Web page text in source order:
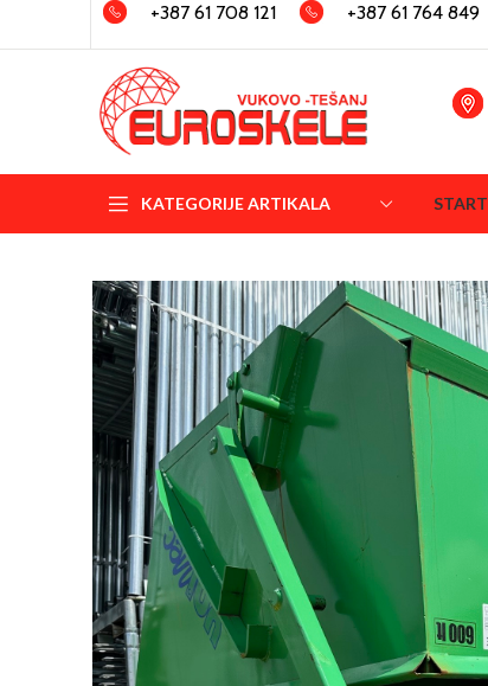
+387 61 708 121 +387 61 764 849
KATEGORIJE ARTIKALA START